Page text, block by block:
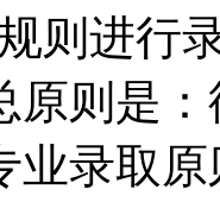
规则进
原则是
业录取